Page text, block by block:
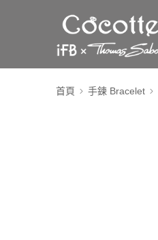
首頁 手鍊 Bracelet